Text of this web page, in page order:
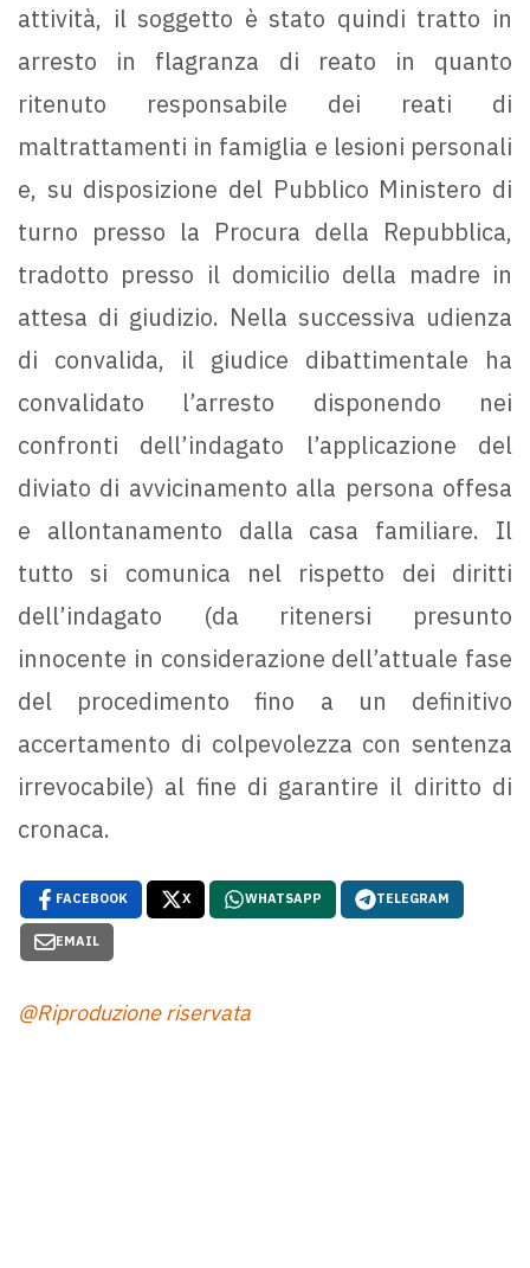
attività, il soggetto è stato quindi tratto in
arresto in flagranza di reato in quanto
ritenuto responsabile dei reati di
maltrattamenti in famiglia e lesioni personali
e, su disposizione del Pubblico Ministero di
turno presso la Procura della Repubblica,
tradotto presso il domicilio della madre in
attesa di giudizio. Nella successiva udienza
di convalida, il giudice dibattimentale ha
convalidato l’arresto disponendo nei
confronti dell’indagato l’applicazione del
diviato di avvicinamento alla persona offesa
e allontanamento dalla casa familiare. Il
tutto si comunica nel rispetto dei diritti
dell’indagato (da ritenersi presunto
innocente in considerazione dell’attuale fase
del procedimento fino a un definitivo
accertamento di colpevolezza con sentenza
irrevocabile) al fine di garantire il diritto di
cronaca.
FACEBOOK X WHATSAPP TELEGRAM
EMAIL
@Riproduzione riservata